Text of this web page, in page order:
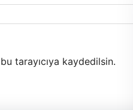
tarayıcıya kaydedilsin.